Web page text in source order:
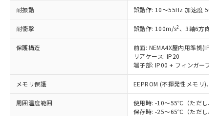
耐振動 誤動作: 10～55Hz 加速度
耐衝撃 誤動作: 100m/s2 、3軸6方向
保護構造
前面: NEMA4X屋内用準拠
リアケース: IP20
端子部: IP00 + フィンガープ
メモリ保護 EEPROM (不揮発性メモリ)、
周囲温度範囲
使用時: -10～55℃（ただし、
保存時: -25～65℃（ただし、
事前の承諾なく第三者に漏洩または開
示しないようお願いします。
マイパーツ機能（部品リスト作成サー
ビス）をご利用いただくには、I-Web
メンバーズにご登録されている必要が
お客様が当ウェブサイト上で当社にご
および当社の共同利用者が、当社の製
品・サービスに関するお客様との取
引・商談に必要な範囲で利用すること
月が前後することがあります。
※3 非含有証明書ダウンロード
下記の非含有証明書をダウンロードするこ
とができます。
「ｅ」：有害物質（10物質）のすべてが基
準値以下であることを示します。
質が外部に漏えいし、環境に深刻な影響を
及ぼさない年数を意味します。
「－」：未確認です。当社販売部門へお問
該第三者に通知します。また当社は、
販売先および販売に係わる関係者が違
法に輸出するおそれがある場合は、取
り引きをいたしません。
キャンセル
受注生産機種、また在庫状況の
情報を公開していない機種